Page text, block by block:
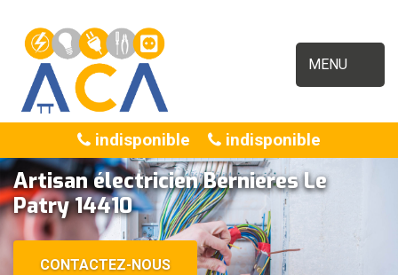
MENU
indisponible indisponible
Artisan électricien Bernieres Le
Patry 14410
CONTACTEZ-NOUS